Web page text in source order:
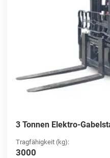
3 Tonnen Elektro-
Tragfähigkeit (kg):
3000